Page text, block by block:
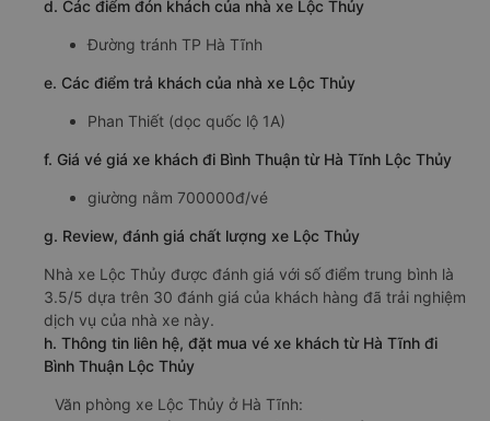
d. Các điểm đón khách của nhà xe Lộc Thủy
Đường tránh TP Hà Tĩnh
e. Các điểm trả khách của nhà xe Lộc Thủy
Phan Thiết (dọc quốc lộ 1A)
f. Giá vé giá xe khách đi Bình Thuận từ Hà Tĩnh Lộc Thủy
giường nằm 700000đ/vé
g. Review, đánh giá chất lượng xe Lộc Thủy
Nhà xe Lộc Thủy được đánh giá với số điểm trung bình là
3.5/5 dựa trên 30 đánh giá của khách hàng đã trải nghiệm
dịch vụ của nhà xe này.
h. Thông tin liên hệ, đặt mua vé xe khách từ Hà Tĩnh đi
Bình Thuận Lộc Thủy
Văn phòng xe Lộc Thủy ở Hà Tĩnh: